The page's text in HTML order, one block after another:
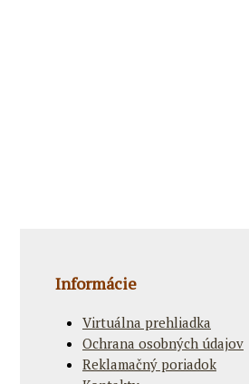
Informácie
Virtuálna prehliadka
Ochrana osobných údajov
Reklamačný poriadok